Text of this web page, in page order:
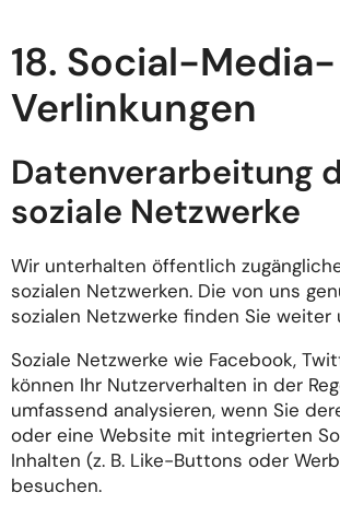
18. Social-Media-
Verlinkungen
Datenverarbeitung
soziale Netzwerke
Wir unterhalten öffentlich
sozialen Netzwerken. Die von uns
sozialen Netzwerke finden Sie weiter
Soziale Netzwerke wie Facebook,
können Ihr Nutzerverhalten in der
umfassend analysieren, wenn Sie
oder eine Website mit integrierten
Inhalten (z. B. Like-Buttons oder
besuchen.